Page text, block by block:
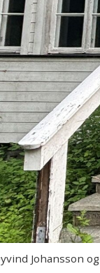
Johansson